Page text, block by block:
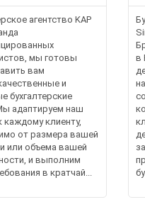
агентство KAP
мы готовы
вам
и
бухгалтерские
адаптируем наш
каждому клиенту,
от размера вашей
или объема вашей
и выполним
в кратчай...
в